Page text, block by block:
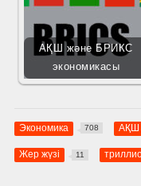
АҚШ және БРИКС
экономикасы
Экономика 708 АҚШ
Жер жүзі 11